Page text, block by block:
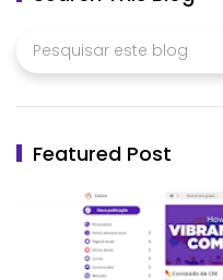
Featured Post